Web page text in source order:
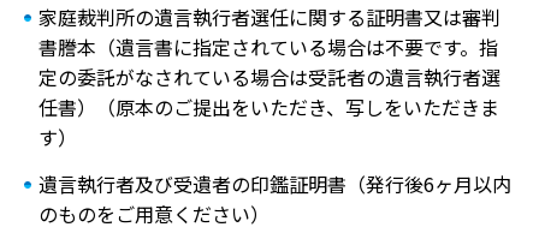
家庭裁判所の遺言執行者選任に関する証明書又は審判
書謄本（遺言書に指定されている場合は不要です。指
定の委託がなされている場合は受託者の遺言執行者選
任書）（原本のご提出をいただき、写しをいただきま
す）
遺言執行者及び受遺者の印鑑証明書（発行後6ヶ月以内
のものをご用意ください）